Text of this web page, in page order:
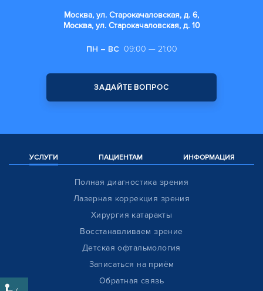
Москва, ул. Старокачаловская, д. 6,
Москва, ул. Старокачаловская, д. 10
ПН – ВС 09:00 — 21:00
ЗАДАЙТЕ ВОПРОС
УСЛУГИ ПАЦИЕНТАМ ИНФОРМАЦИЯ
Полная диагностика зрения
Лазерная коррекция зрения
Хирургия катаракты
Восстанавливаем зрение
Детская офтальмология
Записаться на приём
Обратная связь